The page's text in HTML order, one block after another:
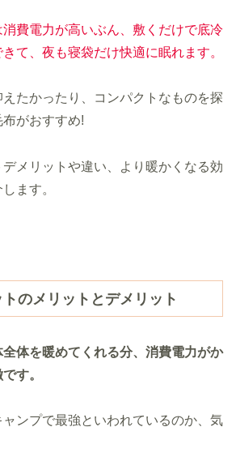
消費電力が高いぶん、敷くだけで底冷
て、夜も寝袋だけ快適に眠れます。
たかったり、コンパクトなものを探
がおすすめ!
メリットや違い、より暖かくなる効
ます。
のメリットとデメリット
体を暖めてくれる分、消費電力がか
す。
ンプで最強といわれているのか、気